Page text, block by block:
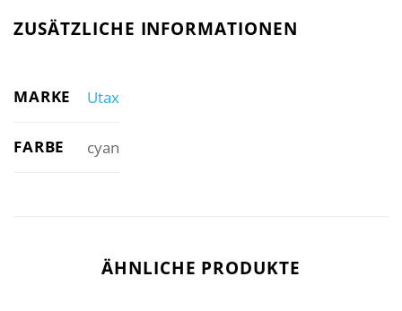
ZUSÄTZLICHE INFORMATIONEN
MARKE Utax
FARBE cyan
ÄHNLICHE PRODUKTE